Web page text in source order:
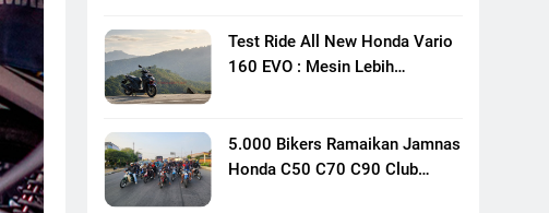
Test Ride All New Honda Vario
160 EVO : Mesin Lebih
5.000 Bikers Ramaikan Jamnas
Honda C50 C70 C90 Club